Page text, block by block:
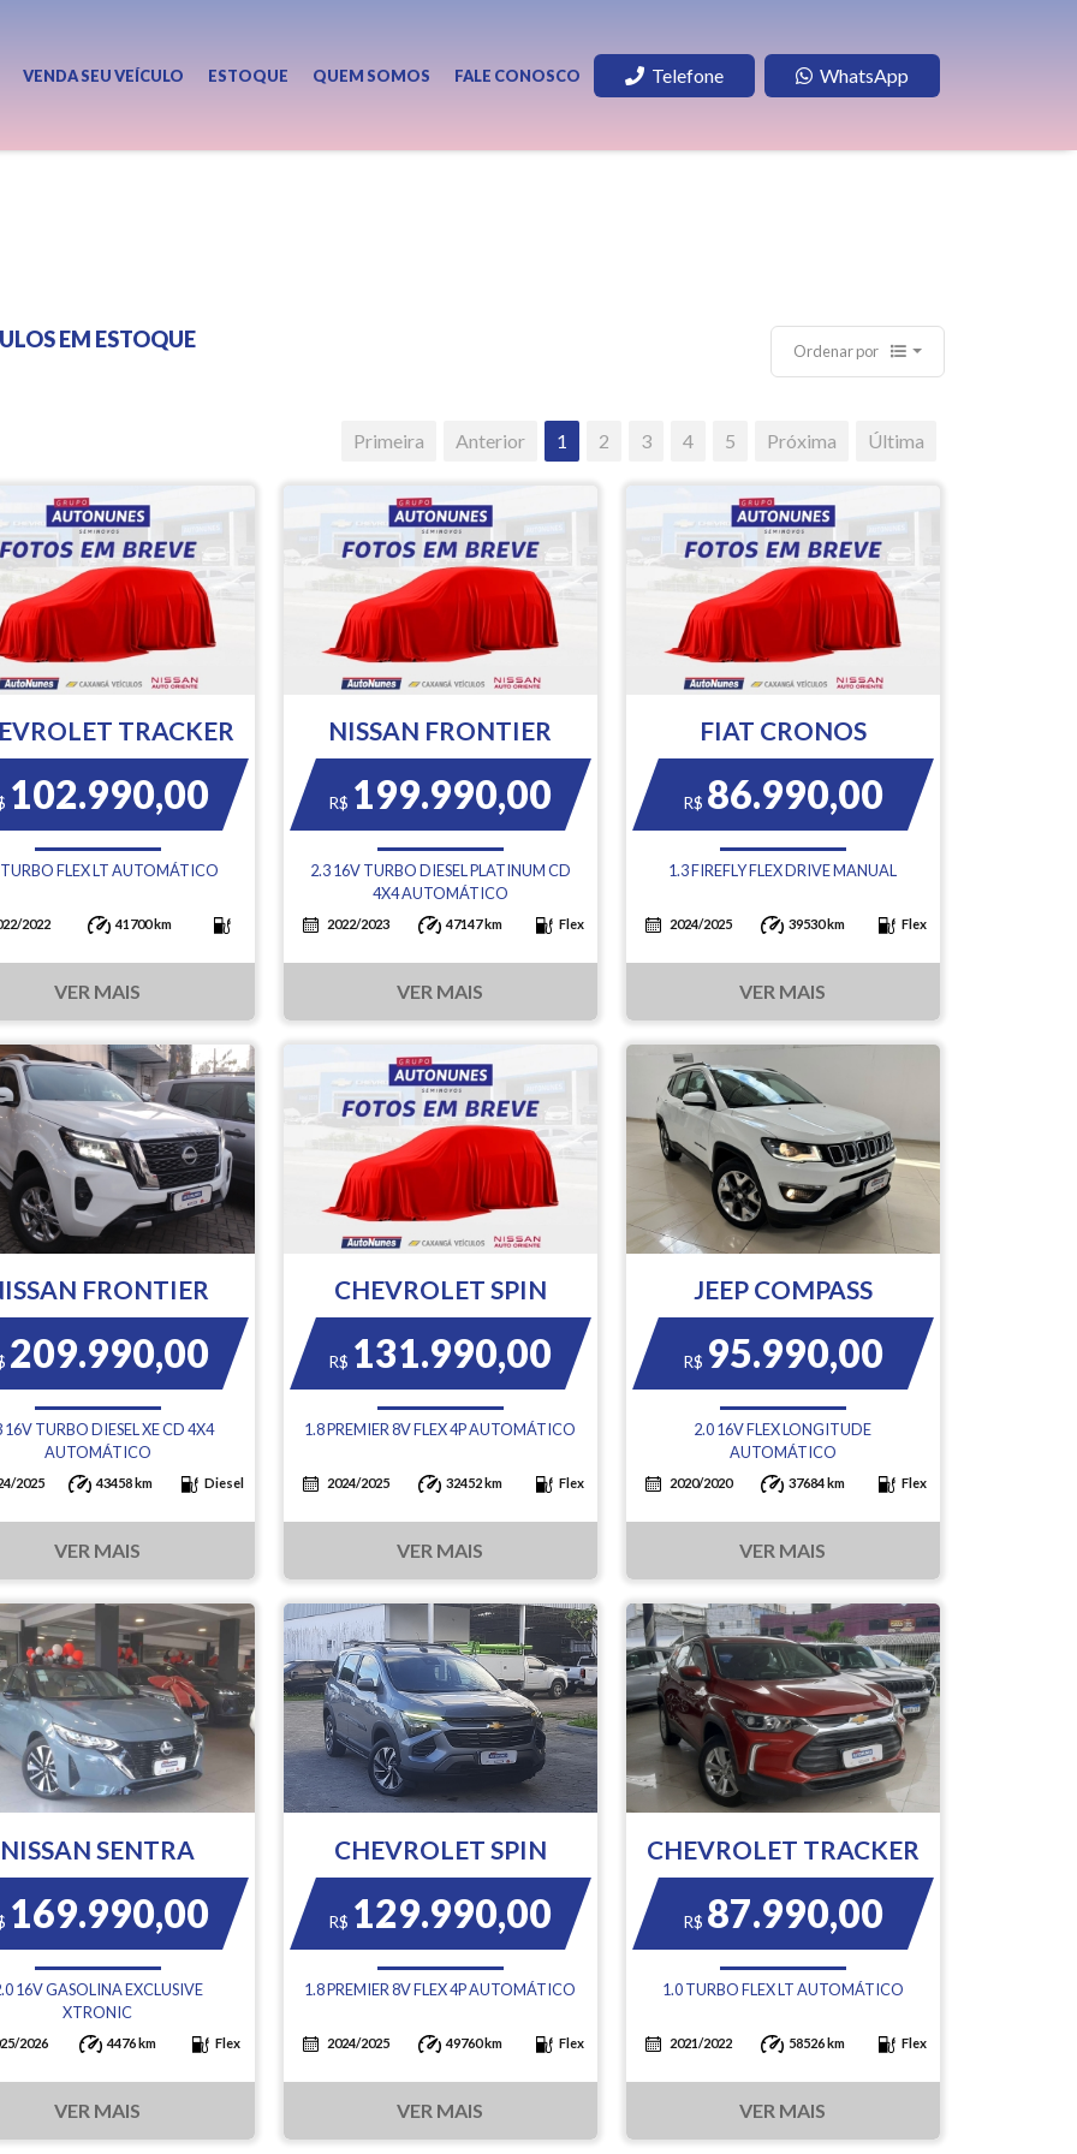
VENDA SEU VEÍCULO ESTOQUE QUEM SOMOS FALE CONOSCO Telefone WhatsApp
EM ESTOQUE Ordenar por
Primeira Anterior 1 2 3 4 5 Próxima Última
TRACKER
102.990,00
FLEX LT AUTOMÁTICO
2022 41700 km
VER MAIS
NISSAN FRONTIER
R$ 199.990,00
2.3 16V TURBO DIESEL PLATINUM CD
4X4 AUTOMÁTICO
2022/2023 47147 km Flex
VER MAIS
FIAT CRONOS
R$ 86.990,00
1.3 FIREFLY FLEX DRIVE MANUAL
2024/2025 39530 km Flex
VER MAIS
FRONTIER
209.990,00
16V TURBO DIESEL XE CD 4X4
AUTOMÁTICO
2025 43458 km Diesel
VER MAIS
CHEVROLET SPIN
R$ 131.990,00
1.8 PREMIER 8V FLEX 4P AUTOMÁTICO
2024/2025 32452 km Flex
VER MAIS
JEEP COMPASS
R$ 95.990,00
2.0 16V FLEX LONGITUDE
AUTOMÁTICO
2020/2020 37684 km Flex
VER MAIS
NISSAN SENTRA
169.990,00
16V GASOLINA EXCLUSIVE
XTRONIC
2026 4476 km Flex
VER MAIS
CHEVROLET SPIN
R$ 129.990,00
1.8 PREMIER 8V FLEX 4P AUTOMÁTICO
2024/2025 49760 km Flex
VER MAIS
CHEVROLET TRACKER
R$ 87.990,00
1.0 TURBO FLEX LT AUTOMÁTICO
2021/2022 58526 km Flex
VER MAIS